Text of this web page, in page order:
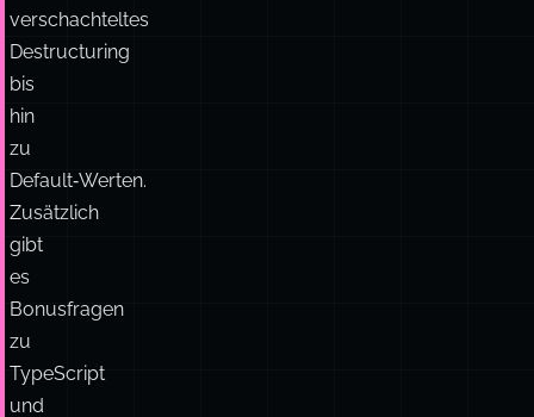
verschachteltes
Destructuring
bis
hin
zu
Default‑Werten.
Zusätzlich
gibt
es
Bonusfragen
zu
TypeScript
und